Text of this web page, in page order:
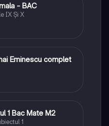
- BAC
IX Şi X
Eminescu complet
1 Bac Mate M2
1